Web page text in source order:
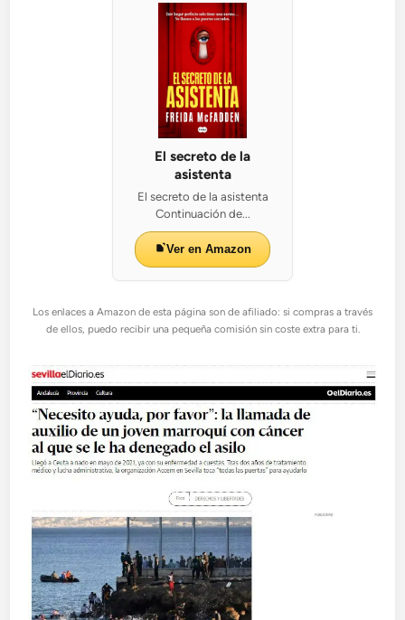
El secreto de la
asistenta
El secreto de la asistenta
Continuación de...
Ver en Amazon
Los enlaces a Amazon de esta página son de afiliado: si compras a través
de ellos, puedo recibir una pequeña comisión sin coste extra para ti.